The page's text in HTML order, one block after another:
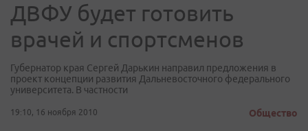
ДВФУ будет готовить
врачей и спортсменов
Губернатор края Сергей Дарькин направил предложения в
проект концепции развития Дальневосточного федерального
университета. В частности
19:10, 16 ноября 2010 Общество